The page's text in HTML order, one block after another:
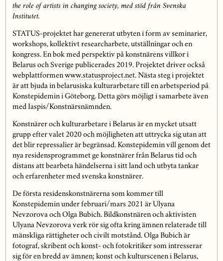
the role of artists in changing society, med stöd från Svenska
Institutet.
STATUS-projektet har genererat utbyten i form av seminarier,
workshops, kollektivt researcharbete, utställningar och en
kongress. En bok med perspektiv på konstnärens villkor i
Belarus och Sverige publicerades 2019. Projektet driver också
webplattformenwww.statusproject.net. Nästa steg i projektet
är att bjuda in belarusiska kulturarbetare till en arbetsperiod på
Konstepidemin i Göteborg. Detta görs möjligt i samarbete även
med Iaspis/Konstnärsnämnden.
Konstnärer och kulturarbetare i Belarus är en mycket utsatt
grupp efter valet 2020 och möjligheten att uttrycka sig utan att
det blir repressalier är begränsad. Konstepidemin vill genom det
nya residensprogrammet ge konstnärer från Belarus tid och
distans att bearbeta händelserna i sitt land och utbyta tankar
och erfarenheter med svenska konstnärer.
De första residenskonstnärerna som kommer till
Konstepidemin under februari/mars 2021 är Ulyana
Nevzorova och Olga Bubich. Bildkonstnären och aktivisten
Ulyana Nevzorova verk rör sig ofta kring ämnen relaterade till
mänskliga rättigheter och civilt motstånd. Olga Bubich är
fotograf, skribent och konst- och fotokritiker som intresserar
sig för en bredd av ämnen; konst och kulturscenen i Belarus,